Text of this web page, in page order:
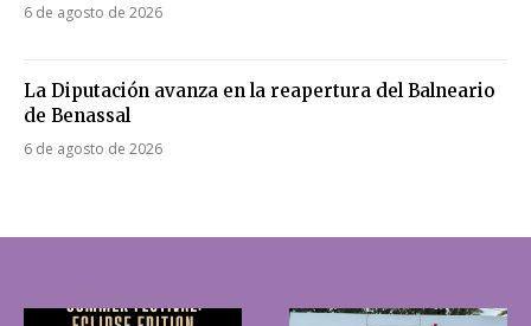
6 de agosto de 2026
La Diputación avanza en la reapertura del Balneario
de Benassal
6 de agosto de 2026